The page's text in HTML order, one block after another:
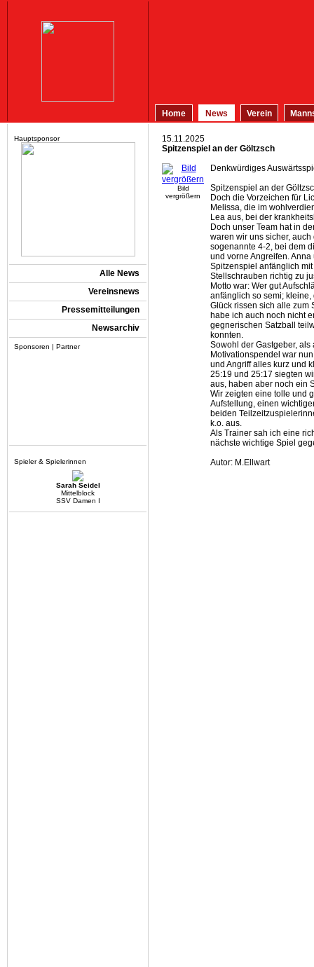
Home News Verein
Hauptsponsor
Alle News
Vereinsnews
Pressemitteilungen
Newsarchiv
Sponsoren | Partner
Spieler & Spielerinnen
Sarah Seidel
Mittelblock
SSV Damen I
15.11.2025
Spitzenspiel an der Göltzsch
Bild
vergrößern
Denkwürdiges
Spitzenspiel an der
Doch die Vorzeichen für
Melissa, die im
Lea aus, bei der
Doch unser Team hat in
waren wir uns sicher,
sogenannte 4-2, bei dem
und vorne Angreifen.
Spitzenspiel anfänglich
Stellschrauben richtig zu
Motto war: Wer gut
anfänglich so semi;
Glück rissen sich alle zum
habe ich auch noch nicht
gegnerischen Satzball
konnten.
Sowohl der Gastgeber,
Motivationspendel war
und Angriff alles kurz und
25:19 und 25:17 siegten
aus, haben aber noch ein
Wir zeigten eine tolle und
Aufstellung, einen
beiden
k.o. aus.
Als Trainer sah ich eine
nächste wichtige Spiel
Autor: M.Ellwart